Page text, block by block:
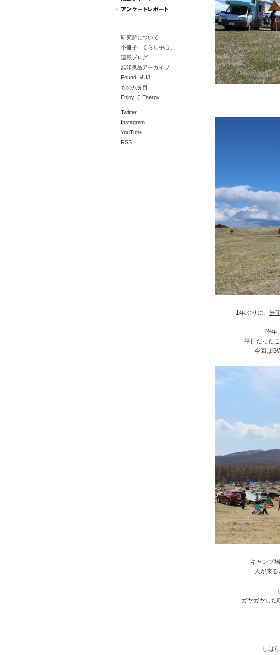
研究所について
小冊子「くらし中心」
連載ブログ
無印良品アーカイブ
Found_MUJI
もの八分目
Enjoy! () Energy.
Twitter
Instagram
YouTube
RSS
1年ぶりに、 無
昨年
平日だった
今回は
キャンプ
人が来る
ガヤガヤした
しば